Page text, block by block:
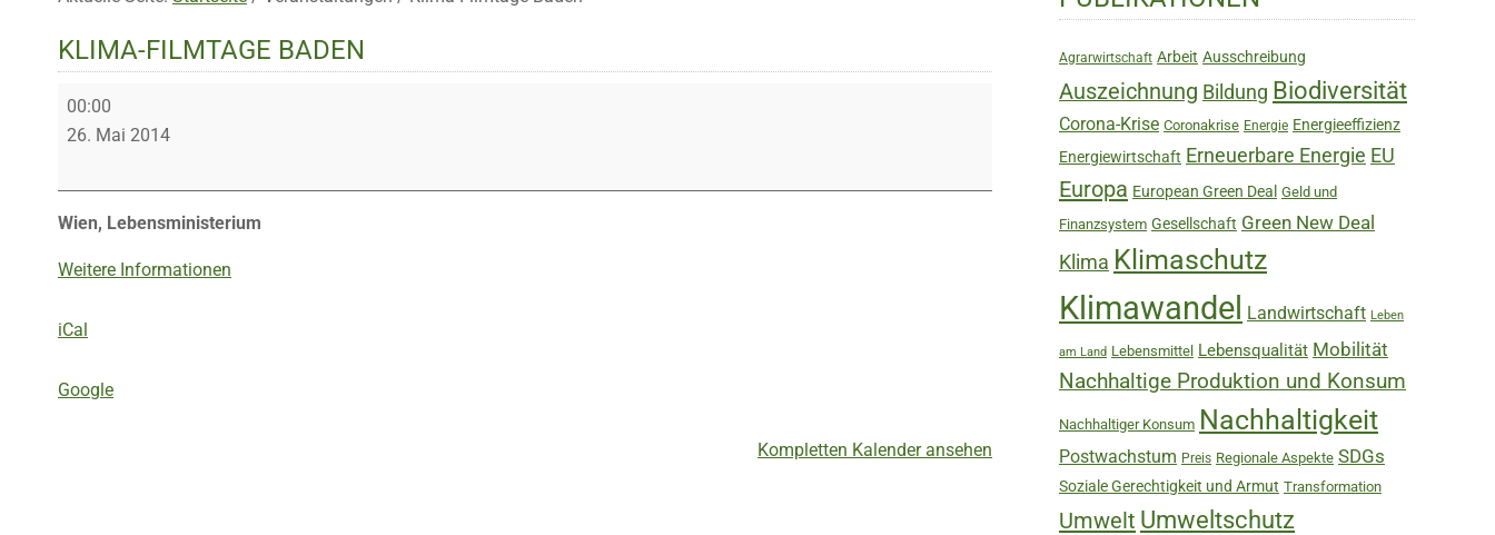
KLIMA-FILMTAGE BADEN
Klima-
Filmtage
00:00
26. Mai 2014
Wien, Lebensministerium
Weitere Informationen
iCal
Google
Kompletten Kalender ansehen
Sidebar
Agrarwirtschaft Arbeit Ausschreibung
Auszeichnung Bildung Biodiversität
Corona-Krise Coronakrise Energie Energieeffizienz
Energiewirtschaft Erneuerbare Energie EU
Europa European Green Deal Geld und
Finanzsystem Gesellschaft Green New Deal
Klima Klimaschutz
Klimawandel Landwirtschaft Leben
am Land Lebensmittel Lebensqualität Mobilität
Nachhaltige Produktion und Konsum
Nachhaltiger Konsum Nachhaltigkeit
Postwachstum Preis Regionale Aspekte SDGs
Soziale Gerechtigkeit und Armut Transformation
Umwelt Umweltschutz